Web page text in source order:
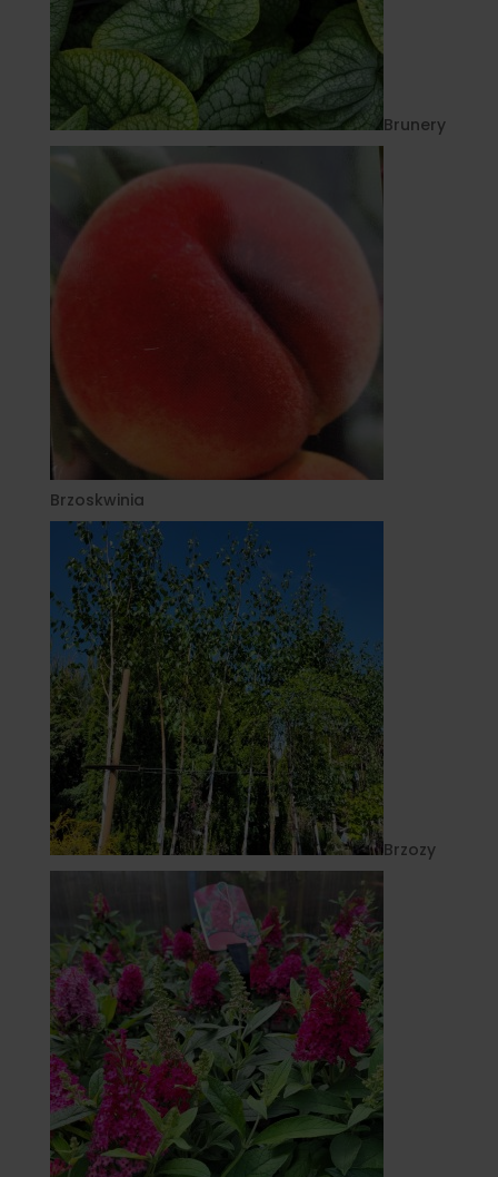
Brunery
Brzoskwinia
Brzozy